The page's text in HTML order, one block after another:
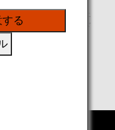
にマイルを登録：
イレージクラブカード
）
からご確認ください。
る